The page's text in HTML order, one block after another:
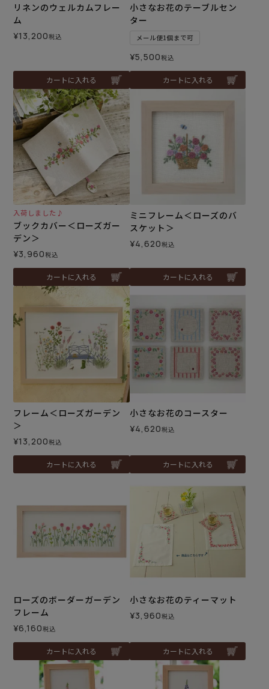
リネンのウェルカムフレー
ム
¥13,200税込
カートに入れる
小さなお花のテーブルセン
ター
メール便1個まで可
¥5,500税込
カートに入れる
入荷しました♪
ブックカバー＜ローズガー
デン＞
¥3,960税込
カートに入れる
ミニフレーム＜ローズのバ
スケット＞
¥4,620税込
カートに入れる
フレーム＜ローズガーデン
＞
¥13,200税込
カートに入れる
小さなお花のコースター
¥4,620税込
カートに入れる
ローズのボーダーガーデン
フレーム
¥6,160税込
カートに入れる
小さなお花のティーマット
¥3,960税込
カートに入れる